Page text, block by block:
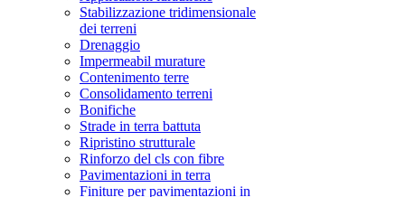
Stabilizzazione tridimensionale
dei terreni
Drenaggio
Impermeabil murature
Contenimento terre
Consolidamento terreni
Bonifiche
Strade in terra battuta
Ripristino strutturale
Rinforzo del cls con fibre
Pavimentazioni in terra
Finiture per pavimentazioni in